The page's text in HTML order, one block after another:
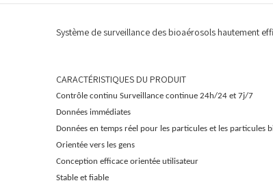
Système de surveillance des bioaérosols hautement
CARACTÉRISTIQUES DU PRODUIT
Contrôle continu Surveillance continue 24h/24 et 7j/7
Données immédiates
Données en temps réel pour les particules et les particules
Orientée vers les gens
Conception efficace orientée utilisateur
Stable et fiable